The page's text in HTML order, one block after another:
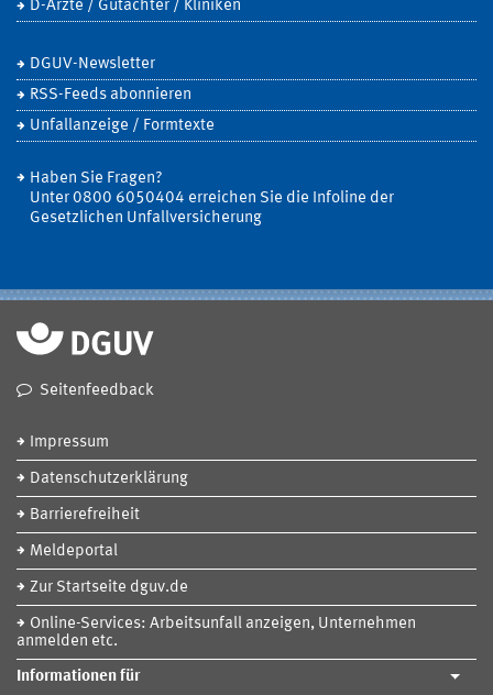
D-Ärzte / Gutachter / Kliniken
DGUV-Newsletter
RSS-Feeds abonnieren
Unfallanzeige / Formtexte
Haben Sie Fragen?
Unter 0800 6050404 erreichen Sie die Infoline der
Gesetzlichen Unfallversicherung
Seitenfeedback
Impressum
Datenschutzerklärung
Barrierefreiheit
Meldeportal
Zur Startseite dguv.de
Online-Services: Arbeitsunfall anzeigen, Unternehmen
anmelden etc.
Informationen für